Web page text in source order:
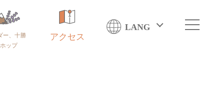
ー、十勝
ップ
アクセス
LANG